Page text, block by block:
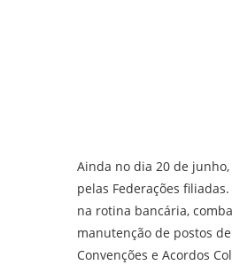
Ainda no dia 20 de
pelas Federações
na rotina bancária,
manutenção de postos
Convenções e Acordos